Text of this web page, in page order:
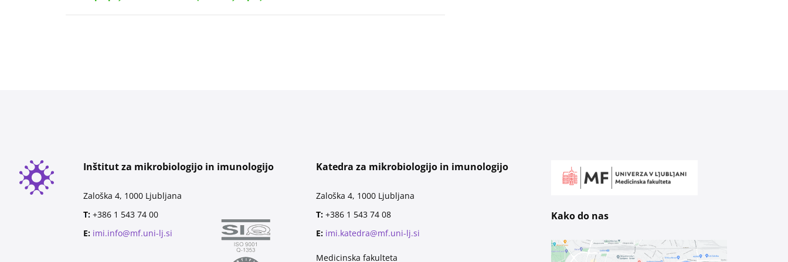
Inštitut za mikrobiologijo in imunologijo
Zaloška 4, 1000 Ljubljana
T: +386 1 543 74 00
E: imi.info@mf.uni-lj.si
Katedra za mikrobiologijo in imunologijo
Zaloška 4, 1000 Ljubljana
T: +386 1 543 74 08
E: imi.katedra@mf.uni-lj.si
Medicinska fakulteta
Kako do nas